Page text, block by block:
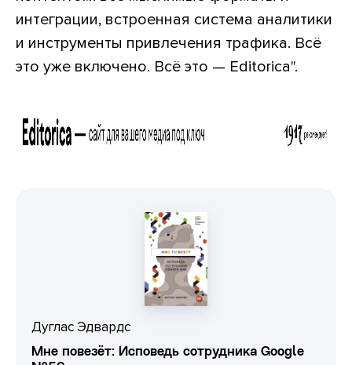
интеграции, встроенная система аналитики
и инструменты привлечения трафика. Всё
это уже включено. Всё это — Editorica".
Дуглас Эдвардс
Мне повезёт: Исповедь сотрудника Google